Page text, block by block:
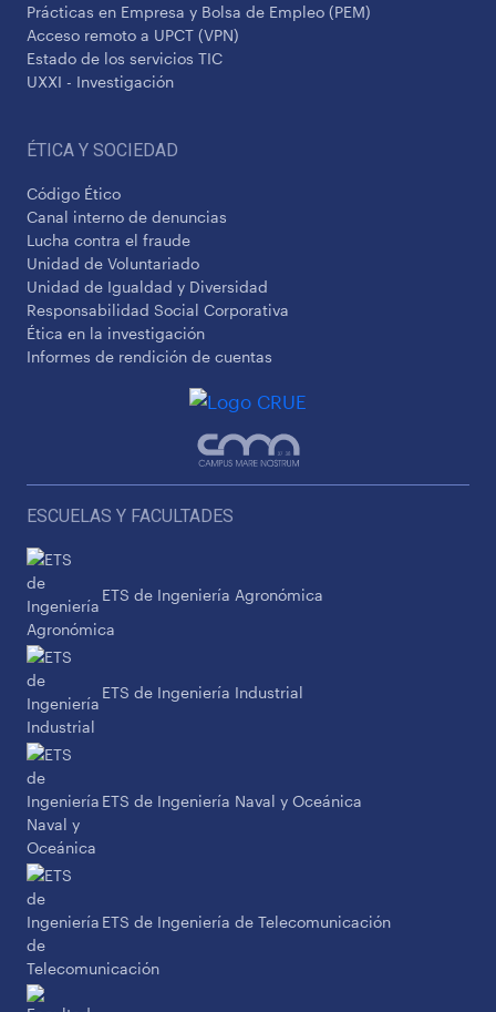
Prácticas en Empresa y Bolsa de Empleo (PEM)
Acceso remoto a UPCT (VPN)
Estado de los servicios TIC
UXXI - Investigación
ÉTICA Y SOCIEDAD
Código Ético
Canal interno de denuncias
Lucha contra el fraude
Unidad de Voluntariado
Unidad de Igualdad y Diversidad
Responsabilidad Social Corporativa
Ética en la investigación
Informes de rendición de cuentas
ESCUELAS Y FACULTADES
ETS de Ingeniería Agronómica
ETS de Ingeniería Industrial
ETS de Ingeniería Naval y Oceánica
ETS de Ingeniería de Telecomunicación